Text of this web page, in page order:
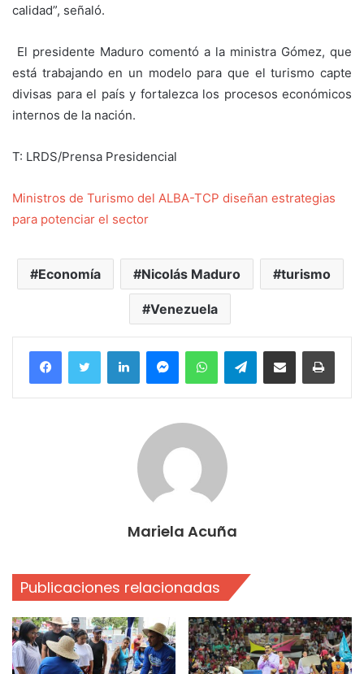
calidad”, señaló.
El presidente Maduro comentó a la ministra Gómez, que
está trabajando en un modelo para que el turismo capte
divisas para el país y fortalezca los procesos económicos
internos de la nación.
T: LRDS/Prensa Presidencial
Ministros de Turismo del ALBA-TCP diseñan estrategias
para potenciar el sector
Economía Nicolás Maduro turismo
Venezuela
FacebookTwitter LinkedInMessengerWhatsAppTelegramCompartir por correo electrónico
Mariela Acuña
Publicaciones relacionadas